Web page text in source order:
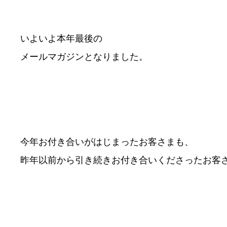
いよいよ本年最後の
メールマガジンとなりました。
今年お付き合いがはじまったお客さまも、
昨年以前から引き続きお付き合いくださったお客